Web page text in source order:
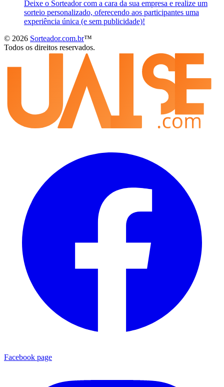
Deixe o Sorteador com a cara da sua empresa e realize um
sorteio personalizado, oferecendo aos participantes uma
experiência única (e sem publicidade)!
© 2026 Sorteador.com.br™
Todos os direitos reservados.
Facebook page